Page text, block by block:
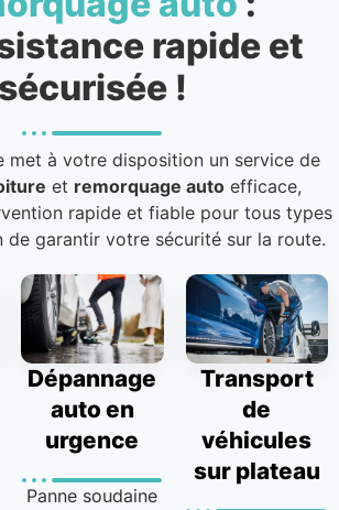
rapide et
sécurisée !
met à votre disposition un service de
et remorquage auto efficace,
rapide et fiable pour tous types
de garantir votre sécurité sur la route.
Dépannage
auto en
urgence
Panne soudaine
Transport
de
véhicules
sur plateau